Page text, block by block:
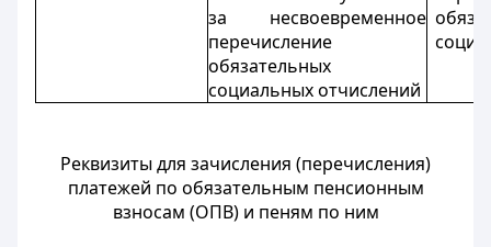
за несвоевременное
перечисление
обязательных
социальных отчислений
Реквизиты для зачисления (перечисления)
платежей по обязательным пенсионным
взносам (ОПВ) и пеням по ним